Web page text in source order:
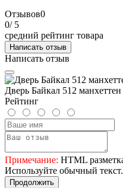
Отзывов0
0/ 5
средний рейтинг товара
Написать отзыв
Написать отзыв
Дверь Байкал 512
Рейтинг
Примечание: HTML
Используйте обычный текст.
Продолжить